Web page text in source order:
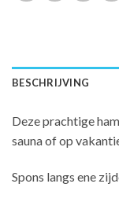
BESCHRIJVING
Deze prachtige
sauna of op
Spons langs ene